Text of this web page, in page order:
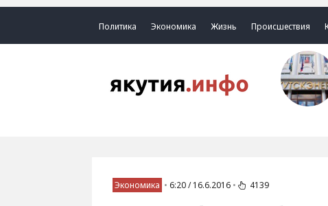
Политика Экономика Жизнь Происшествия
Экономика • 6:20 / 16.6.2016 • 4139